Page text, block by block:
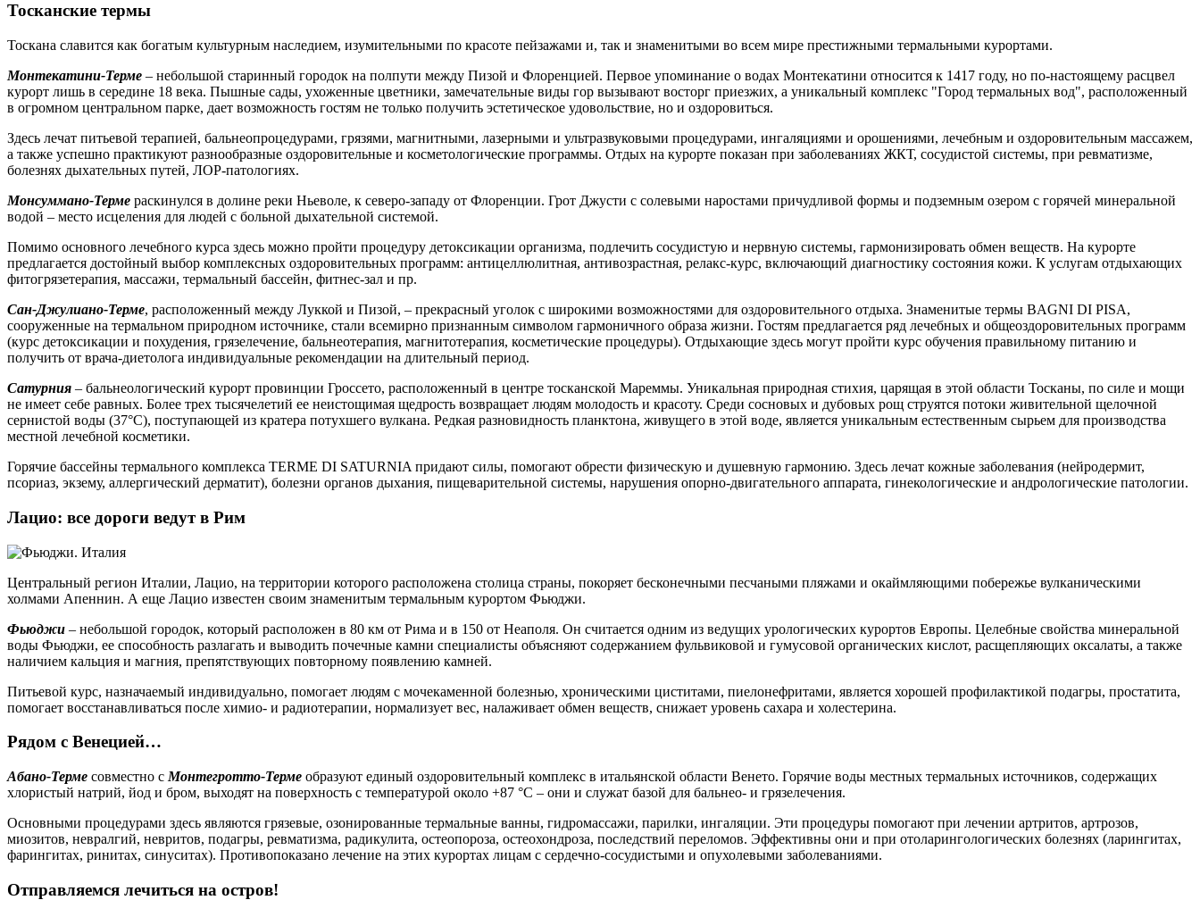
Тосканские термы
Тоскана славится как богатым культурным наследием, изумительными по красоте пейзажами и, так и знаменитыми во всем мире престижными термальными курортами.
Монтекатини-Терме – небольшой старинный городок на полпути между Пизой и Флоренцией. Первое упоминание о водах Монтекатини относится к 1417 году, но по-настоящему расцвел
курорт лишь в середине 18 века. Пышные сады, ухоженные цветники, замечательные виды гор вызывают восторг приезжих, а уникальный комплекс "Город термальных вод", расположенный
в огромном центральном парке, дает возможность гостям не только получить эстетическое удовольствие, но и оздоровиться.
Здесь лечат питьевой терапией, бальнеопроцедурами, грязями, магнитными, лазерными и ультразвуковыми процедурами, ингаляциями и орошениями, лечебным и оздоровительным массажем,
а также успешно практикуют разнообразные оздоровительные и косметологические программы. Отдых на курорте показан при заболеваниях ЖКТ, сосудистой системы, при ревматизме,
болезнях дыхательных путей, ЛОР-патологиях.
Монсуммано-Терме раскинулся в долине реки Ньеволе, к северо-западу от Флоренции. Грот Джусти с солевыми наростами причудливой формы и подземным озером с горячей минеральной
водой – место исцеления для людей с больной дыхательной системой.
Помимо основного лечебного курса здесь можно пройти процедуру детоксикации организма, подлечить сосудистую и нервную системы, гармонизировать обмен веществ. На курорте
предлагается достойный выбор комплексных оздоровительных программ: антицеллюлитная, антивозрастная, релакс-курс, включающий диагностику состояния кожи. К услугам отдыхающих
фитогрязетерапия, массажи, термальный бассейн, фитнес-зал и пр.
Сан-Джулиано-Терме, расположенный между Луккой и Пизой, – прекрасный уголок с широкими возможностями для оздоровительного отдыха. Знаменитые термы BAGNI DI PISA,
сооруженные на термальном природном источнике, стали всемирно признанным символом гармоничного образа жизни. Гостям предлагается ряд лечебных и общеоздоровительных программ
(курс детоксикации и похудения, грязелечение, бальнеотерапия, магнитотерапия, косметические процедуры). Отдыхающие здесь могут пройти курс обучения правильному питанию и
получить от врача-диетолога индивидуальные рекомендации на длительный период.
Сатурния – бальнеологический курорт провинции Гроссето, расположенный в центре тосканской Мареммы. Уникальная природная стихия, царящая в этой области Тосканы, по силе и мощи
не имеет себе равных. Более трех тысячелетий ее неистощимая щедрость возвращает людям молодость и красоту. Среди сосновых и дубовых рощ струятся потоки живительной щелочной
сернистой воды (37°С), поступающей из кратера потухшего вулкана. Редкая разновидность планктона, живущего в этой воде, является уникальным естественным сырьем для производства
местной лечебной косметики.
Горячие бассейны термального комплекса TERME DI SATURNIA придают силы, помогают обрести физическую и душевную гармонию. Здесь лечат кожные заболевания (нейродермит,
псориаз, экзему, аллергический дерматит), болезни органов дыхания, пищеварительной системы, нарушения опорно-двигательного аппарата, гинекологические и андрологические патологии.
Лацио: все дороги ведут в Рим
Центральный регион Италии, Лацио, на территории которого расположена столица страны, покоряет бесконечными песчаными пляжами и окаймляющими побережье вулканическими
холмами Апеннин. А еще Лацио известен своим знаменитым термальным курортом Фьюджи.
Фьюджи – небольшой городок, который расположен в 80 км от Рима и в 150 от Неаполя. Он считается одним из ведущих урологических курортов Европы. Целебные свойства минеральной
воды Фьюджи, ее способность разлагать и выводить почечные камни специалисты объясняют содержанием фульвиковой и гумусовой органических кислот, расщепляющих оксалаты, а также
наличием кальция и магния, препятствующих повторному появлению камней.
Питьевой курс, назначаемый индивидуально, помогает людям с мочекаменной болезнью, хроническими циститами, пиелонефритами, является хорошей профилактикой подагры, простатита,
помогает восстанавливаться после химио- и радиотерапии, нормализует вес, налаживает обмен веществ, снижает уровень сахара и холестерина.
Рядом с Венецией…
Абано-Терме совместно с Монтегротто-Терме образуют единый оздоровительный комплекс в итальянской области Венето. Горячие воды местных термальных источников, содержащих
хлористый натрий, йод и бром, выходят на поверхность с температурой около +87 °C – они и служат базой для бальнео- и грязелечения.
Основными процедурами здесь являются грязевые, озонированные термальные ванны, гидромассажи, парилки, ингаляции. Эти процедуры помогают при лечении артритов, артрозов,
миозитов, невралгий, невритов, подагры, ревматизма, радикулита, остеопороза, остеохондроза, последствий переломов. Эффективны они и при отоларингологических болезнях (ларингитах,
фарингитах, ринитах, синуситах). Противопоказано лечение на этих курортах лицам с сердечно-сосудистыми и опухолевыми заболеваниями.
Отправляемся лечиться на остров!